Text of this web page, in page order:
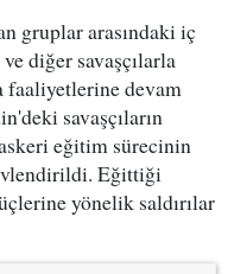
gruplar arasındaki iç
diğer savaşçılarla
faaliyetlerine devam
savaşçıların
eğitim sürecinin
Eğittiği
yönelik saldırılar